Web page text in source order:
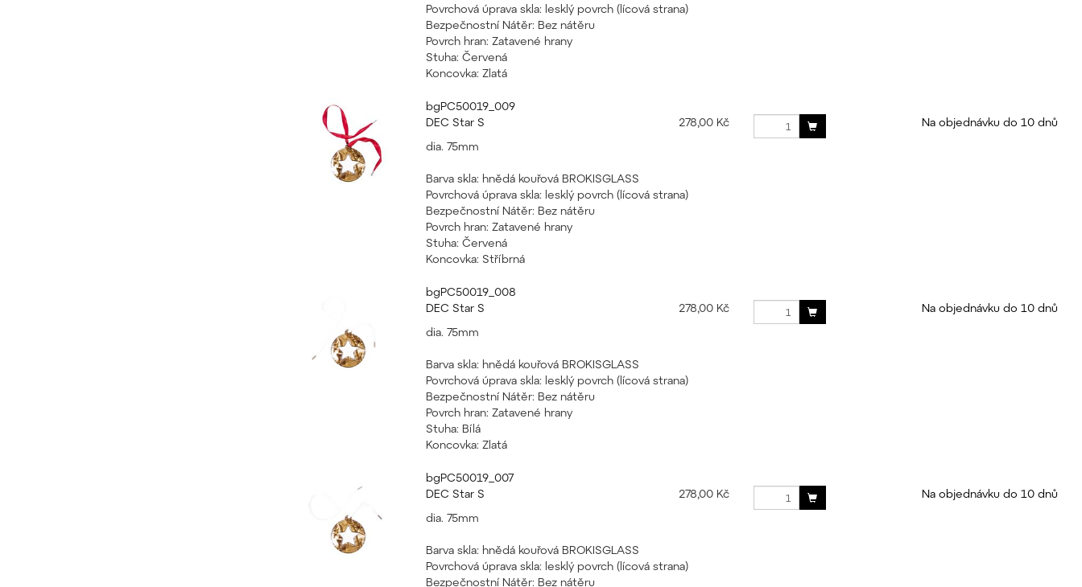
Povrchová úprava skla: lesklý povrch (lícová strana)
Bezpečnostní Nátěr: Bez nátěru
Povrch hran: Zatavené hrany
Stuha: Červená
Koncovka: Zlatá
bgPC50019_009
DEC Star S
278,00 Kč
Na objednávku do 10 dnů
dia. 75mm
Barva skla: hnědá kouřová BROKISGLASS
Povrchová úprava skla: lesklý povrch (lícová strana)
Bezpečnostní Nátěr: Bez nátěru
Povrch hran: Zatavené hrany
Stuha: Červená
Koncovka: Stříbrná
bgPC50019_008
DEC Star S
278,00 Kč
Na objednávku do 10 dnů
dia. 75mm
Barva skla: hnědá kouřová BROKISGLASS
Povrchová úprava skla: lesklý povrch (lícová strana)
Bezpečnostní Nátěr: Bez nátěru
Povrch hran: Zatavené hrany
Stuha: Bílá
Koncovka: Zlatá
bgPC50019_007
DEC Star S
278,00 Kč
Na objednávku do 10 dnů
dia. 75mm
Barva skla: hnědá kouřová BROKISGLASS
Povrchová úprava skla: lesklý povrch (lícová strana)
Bezpečnostní Nátěr: Bez nátěru